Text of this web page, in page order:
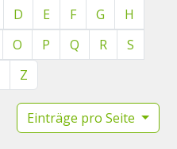
D E F G
H
O P Q R
S
Z
Einträge pro Seite